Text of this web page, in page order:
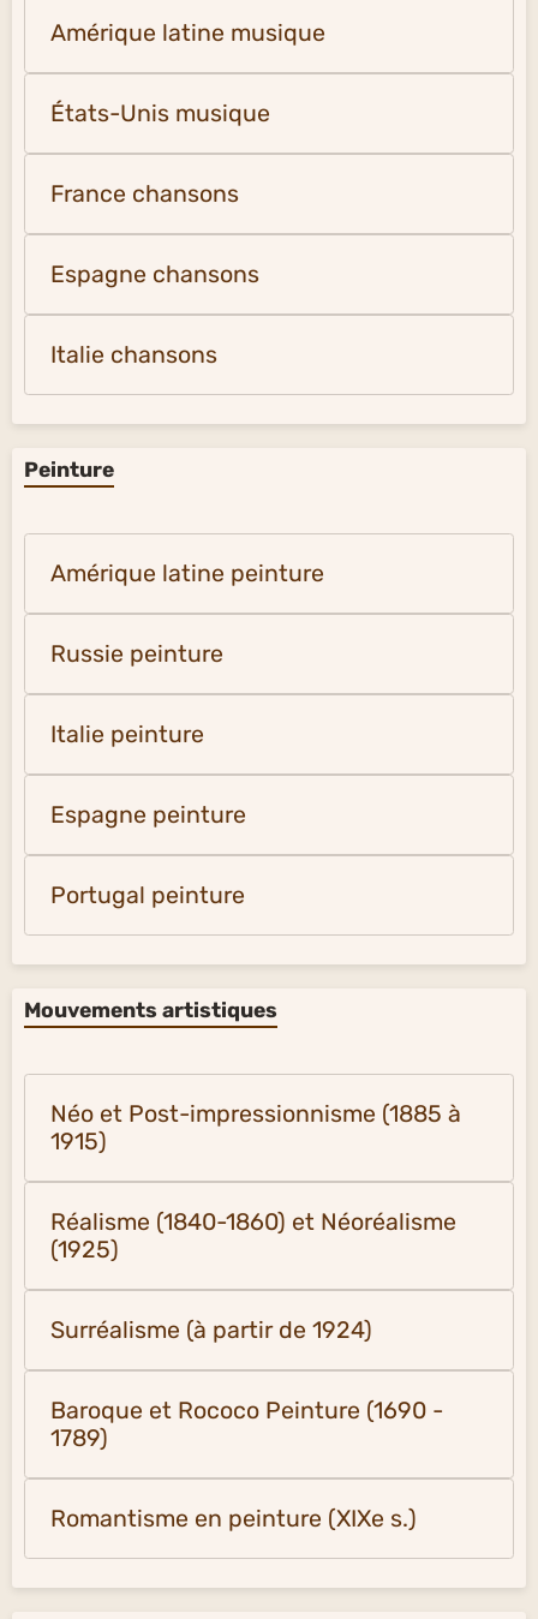
Amérique latine musique
États-Unis musique
France chansons
Espagne chansons
Italie chansons
Peinture
Amérique latine peinture
Russie peinture
Italie peinture
Espagne peinture
Portugal peinture
Mouvements artistiques
Néo et Post-impressionnisme (1885 à
1915)
Réalisme (1840-1860) et Néoréalisme
(1925)
Surréalisme (à partir de 1924)
Baroque et Rococo Peinture (1690 -
1789)
Romantisme en peinture (XIXe s.)